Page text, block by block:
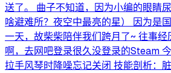
送了。 曲子不知道，因为小编的眼睛
啥避难所？夜空中最亮的星） 因为是
一天，故柴柴陪伴我们跨月了~ 往事
啊，去网吧登录很久没登录的Steam
拉手风琴时降噪忘记关闭 技能剖析：